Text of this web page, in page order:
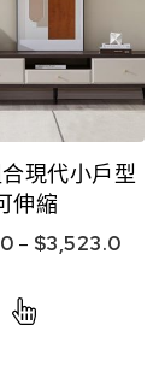
現代小戶型
伸縮
– $3,523.0